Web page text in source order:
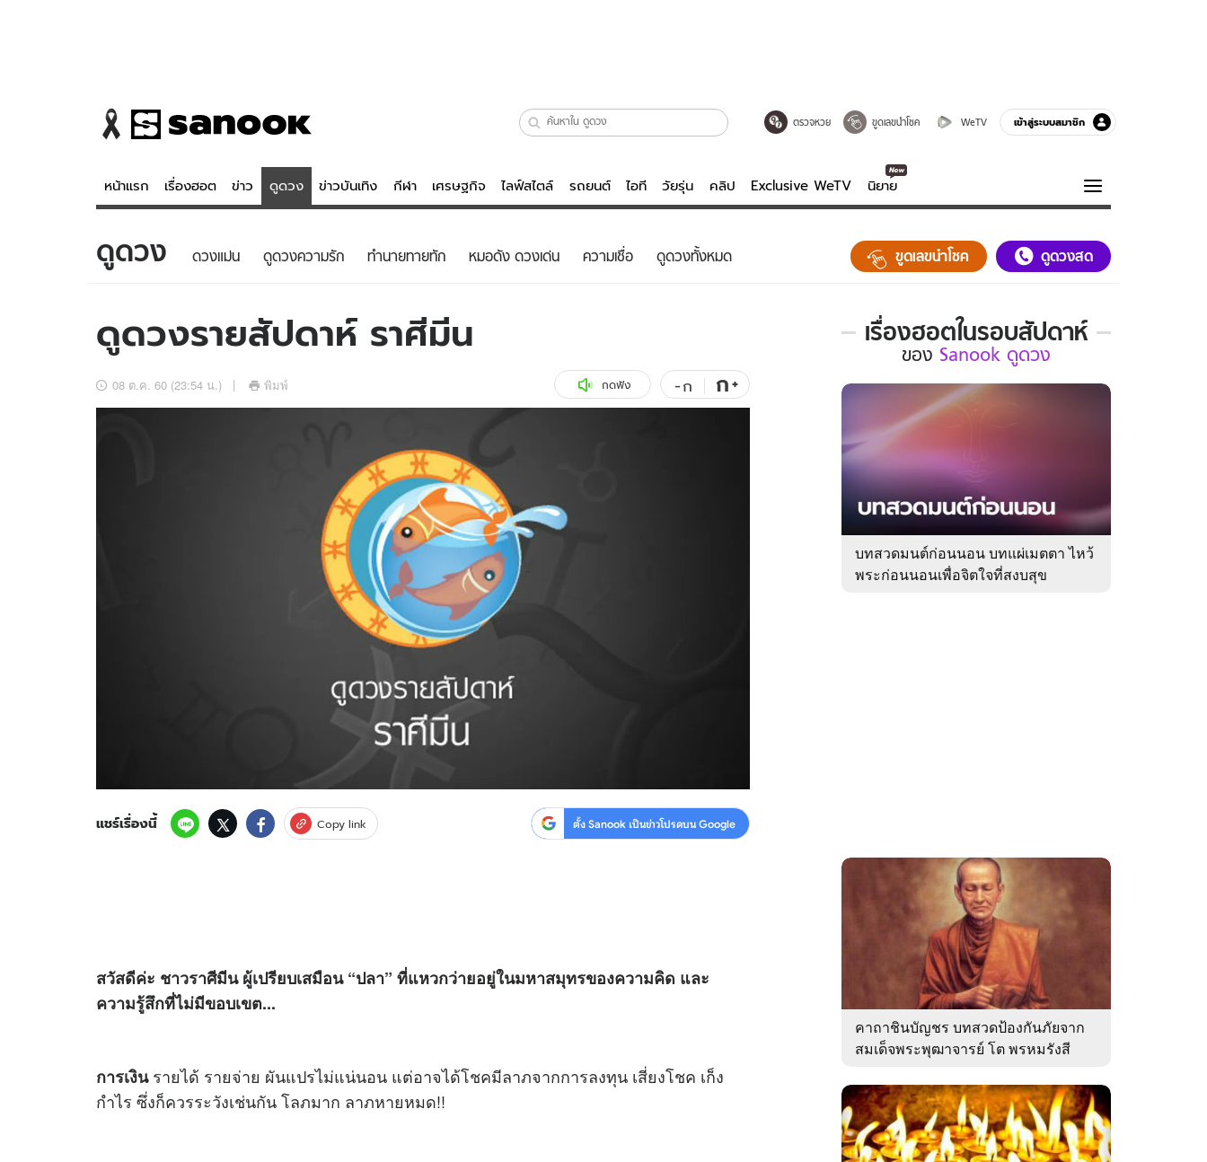
ตรวจหวย ขูดเลขนำโชค WeTV เข้าสู่ระบบสมาชิก
หน้าแรก เรื่องฮอต ข่าว ดูดวง ข่าวบันเทิง กีฬา เศรษฐกิจ ไลฟ์สไตล์ รถยนต์ ไอที วัยรุ่น คลิป Exclusive WeTV นิยาย
ข่าว
ข่าวบันเทิง
ดูดวง - ตรวจหวย
สถิติหวยไทย
ไลฟ์สไตล์
รถยนต์
Sanook Choice
คลิป
พอดแคสต์
ความรู้รอบตัว
ฮาวทู
ติดตามสนุกโซเชียลได้ที่
ดูดวง ดวงแม่น ดูดวงความรัก ทํานายทายทัก หมอดัง ดวงเด่น ความเชื่อ ดูดวงทั้งหมด ขูดเลขนำโชค ดูดวงสด
ดูดวงรายสัปดาห์ ราศีมีน
08 ต.ค. 60 (23:54 น.) พิมพ์ กดฟัง -ก ก+
แชร์เรื่องนี้ Copy link ตั้ง Sanook เป็นข่าวโปรดบน Google
สวัสดีค่ะ ชาวราศีมีน ผู้เปรียบเสมือน “ปลา” ที่แหวกว่ายอยู่ในมหาสมุทรของความคิด และ
ความรู้สึกที่ไม่มีขอบเขต...
การเงินรายได้ รายจ่าย ผันแปรไม่แน่นอน แต่อาจได้โชคมีลาภจากการลงทุน เสี่ยงโชค เก็ง
กำไร ซึ่งก็ควรระวังเช่นกัน โลภมาก ลาภหายหมด!!
เรื่องฮอตในรอบสัปดาห์
เรื่อง
ใน
รอบ
ของ
Sanook
ดูด
ของ Sanook ดูดวง
บทสวดมนต์ก่อนนอน บทแผ่เมตตา ไหว้
พระก่อนนอนเพื่อจิตใจที่สงบสุข
คาถาชินบัญชร บทสวดป้องกันภัยจาก
สมเด็จพระพุฒาจารย์ โต พรหมรังสี